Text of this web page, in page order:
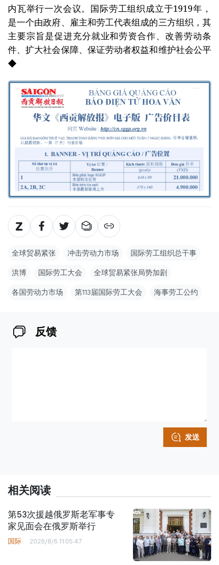
内瓦举行一次会议。国际劳工组织成立于1919年，
是一个由政府、雇主和劳工代表组成的三方组织，其
主要宗旨是促进充分就业和劳资合作、改善劳动条
件、扩大社会保障、保证劳动者权益和维护社会公平
◆
全球贸易紧张 冲击劳动力市场 国际劳工组织总干事
洪博 国际劳工大会 全球贸易紧张局势加剧
各国劳动力市场 第113届国际劳工大会 海事劳工公约
反馈
发送
相关阅读
第53次援越俄罗斯老军事专
家见面会在俄罗斯举行
国际 2026/8/6 11:05:47